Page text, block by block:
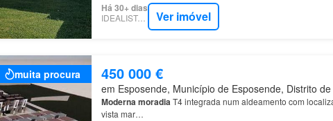
Há 30+ dias
IDEALISTA.PT Ver imóvel
muita procura 450 000 €
em Esposende, Município de Esposende, Distrito
ModernamoradiaT4 integrada num aldeamento com
vista mar…